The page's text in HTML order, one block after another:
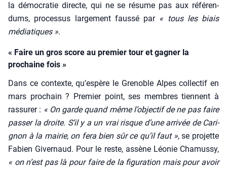
la démo­cra­tie directe, qui ne se résume pas aux réfé­ren­
dums, pro­ces­sus lar­ge­ment faus­sé par « tous les biais
média­tiques ».
« Faire un gros score au premier tour et gagner la
prochaine fois »
Dans ce contexte, qu’es­père le Gre­noble Alpes col­lec­tif en
mars pro­chain ? Pre­mier point, ses membres tiennent à
ras­su­rer : « On garde quand même l’ob­jec­tif de ne pas faire
pas­ser la droite. S’il y a un vrai risque d’une arri­vée de Cari­
gnon à la mai­rie, on fera bien sûr ce qu’il faut », se pro­jette
Fabien Giver­naud. Pour le reste, assène Léo­nie Cha­mus­sy,
« on n’est pas là pour faire de la figu­ra­tion mais pour avoir